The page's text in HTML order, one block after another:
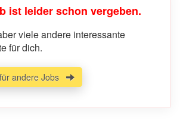
ist leider schon vergeben.
viele andere interessante
für dich.
andere Jobs